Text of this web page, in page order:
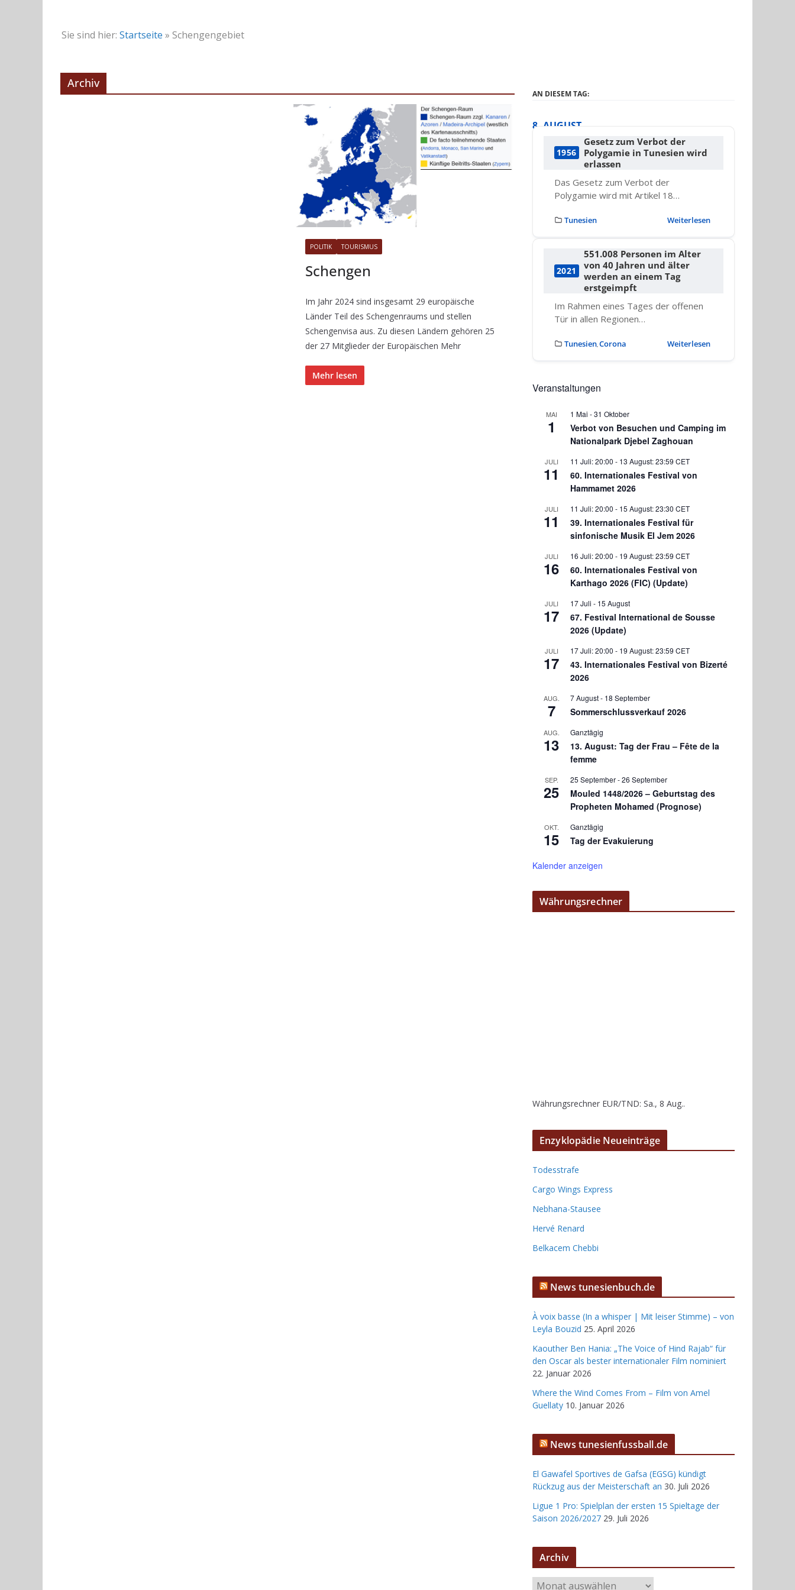
Sie sind hier: Startseite » Schengengebiet
Archiv
POLITIK TOURISMUS
Schengen
Im Jahr 2024 sind insgesamt 29 europäische
Länder Teil des Schengenraums und stellen
Schengenvisa aus. Zu diesen Ländern gehören 25
der 27 Mitglieder der Europäischen Mehr
Mehr lesen
AN DIESEM TAG:
8. AUGUST
1956
Gesetz zum Verbot der
Polygamie in Tunesien wird
erlassen
Das Gesetz zum Verbot der
Polygamie wird mit Artikel 18…
Tunesien Weiterlesen
2021
551.008 Personen im Alter
von 40 Jahren und älter
werden an einem Tag
erstgeimpft
Im Rahmen eines Tages der offenen
Tür in allen Regionen…
Tunesien Corona Weiterlesen
Veranstaltungen
MAI
1
1 Mai -31 Oktober
Verbot von Besuchen und Camping im
Nationalpark Djebel Zaghouan
JULI
11
11 Juli: 20:00 - 13 August: 23:59 CET
60. Internationales Festival von
Hammamet 2026
JULI
11
11 Juli: 20:00 - 15 August: 23:30 CET
39. Internationales Festival für
sinfonische Musik El Jem 2026
JULI
16
16 Juli: 20:00 - 19 August: 23:59 CET
60. Internationales Festival von
Karthago 2026 (FIC) (Update)
JULI
17
17 Juli - 15 August
67. Festival International de Sousse
2026 (Update)
JULI
17
17 Juli: 20:00 - 19 August: 23:59 CET
43. Internationales Festival von Bizerté
2026
AUG.
7
7 August- 18 September
Sommerschlussverkauf 2026
AUG.
13
Ganztägig
13. August: Tag der Frau – Fête de la
femme
SEP.
25
25 September-26 September
Mouled 1448/2026 – Geburtstag des
Propheten Mohamed (Prognose)
OKT.
15
Ganztägig
Tag der Evakuierung
Kalender anzeigen
Währungsrechner
Währungsrechner EUR/TND: Sa., 8 Aug..
Enzyklopädie Neueinträge
Todesstrafe
Cargo Wings Express
Nebhana-Stausee
Hervé Renard
Belkacem Chebbi
News tunesienbuch.de
À voix basse (In a whisper | Mit leiser Stimme) – von
Leyla Bouzid 25. April 2026
Kaouther Ben Hania: „The Voice of Hind Rajab“ für
den Oscar als bester internationaler Film nominiert
22. Januar 2026
Where the Wind Comes From – Film von Amel
Guellaty 10. Januar 2026
News tunesienfussball.de
El Gawafel Sportives de Gafsa (EGSG) kündigt
Rückzug aus der Meisterschaft an 30. Juli 2026
Ligue 1 Pro: Spielplan der ersten 15 Spieltage der
Saison 2026/2027 29. Juli 2026
Archiv